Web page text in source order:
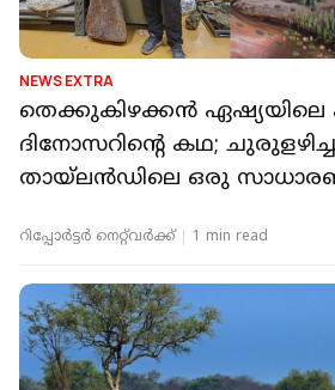
NEWS EXTRA
തെക്കുകിഴക്കൻ ഏഷ്യയിലെ
ദിനോസറിന്‍റെ കഥ;
തായ്‌ലൻഡിലെ ഒരു
റിപ്പോർട്ടർ നെറ്റ്‌വര്‍ക്ക്‌ 1 min read